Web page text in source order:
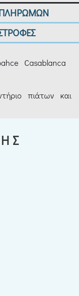
Casablanca
πιάτων και